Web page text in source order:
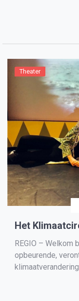
tussen de
een wasbox leeg
Theater
Het
REGIO – Welkom
opbeurende,
van stichting Op
zes Westfriese